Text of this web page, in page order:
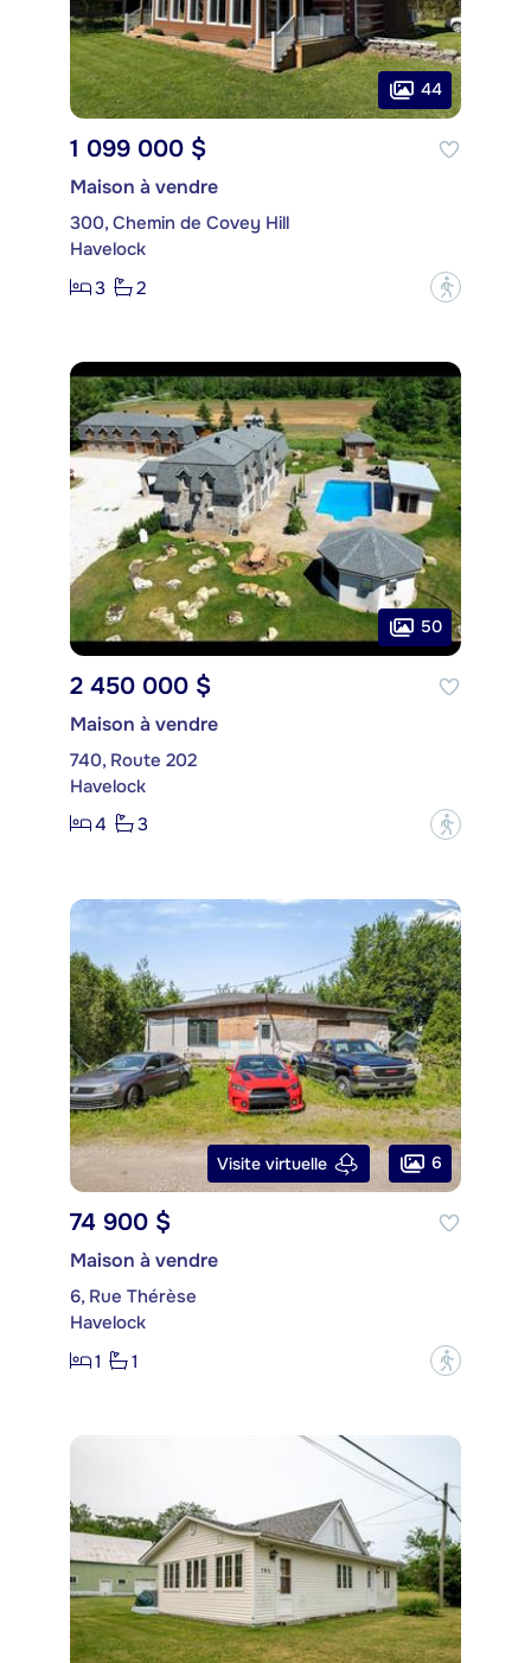
44
1 099 000 $
Maison à vendre
300, Chemin de Covey Hill
Havelock
3
2 ?
50
2 450 000 $
Maison à vendre
740, Route 202
Havelock
4
3 ?
Visite virtuelle 6
74 900 $
Maison à vendre
6, Rue Thérèse
Havelock
1
1 ?